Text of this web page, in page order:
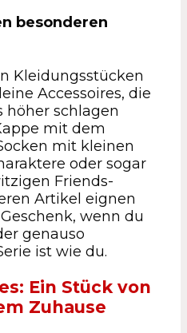
besonderen
Kleidungsstücken
Accessoires, die
höher schlagen
mit dem
mit kleinen
oder sogar
Friends-
Artikel eignen
wenn du
genauso
ist wie du.
Ein Stück von
Zuhause